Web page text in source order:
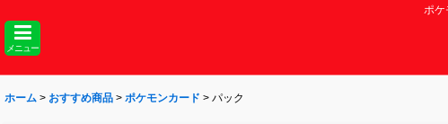
ポケ
メニュー
ホーム > おすすめ商品 > ポケモンカード > パック